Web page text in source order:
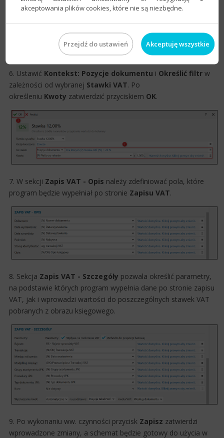
6. Ustawić Kontekst: Pozycje dokumentu i Określić filtr w
zależności od wybranej Stawki VAT. Po
określeniu Kwoty zatwierdzić przyciskiem OK.
7. W sekcji Zapis VAT - Opis należy zdefiniować pola, które
program będzie wypełniał po stronie Zapisu VAT.
8. Sekcja Zapis VAT - Szczegóły pozwala określić parametry,
na podstawie których program wypełnia dane po stronie zapisu
VAT, jak i wprowadzi wartości do poszczególnych stawek VAT
pobranych z obrazu księgowego.
9. Po wykonaniu ww. czynności przycisk Zapisz zatwierdzi
wprowadzone zmiany, a schemat będzie gotowy do użycia w
akceptowania plików cookies, które nie są niezbędne.
Przejdź do ustawień Akceptuję wszystkie